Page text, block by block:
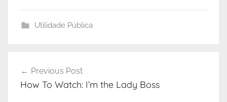
Utilidade Pública
Previous Post
How To Watch: I’m the Lady Boss